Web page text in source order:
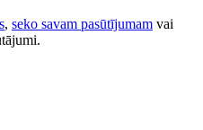
, seko savam pasūtījumam vai